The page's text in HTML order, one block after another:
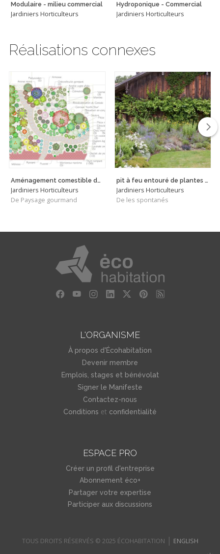
Modulaire - milieu commercial
Jardiniers Horticulteurs
Hydroponique - Commercial
Jardiniers Horticulteurs
Réalisations connexes
Aménagement comestible devanture sans gazon
Jardiniers Horticulteurs
De Paysage gourmand
pit à feu entouré de plantes mellifères, aromatiques et comestibles
Jardiniers Horticulteurs
De les spontanés
L'ORGANISME
À propos d'Écohabitation
Devenir membre
Emplois, stages et bénévolat
Signer le Manifeste
Contactez-nous
Conditions et confidentialité
ESPACE PRO
Créer un profil d'entreprise
Abonnement éco+
Partager votre expertise
Participer aux discussions
TOUS DROITS RÉSERVÉS © 2025 ÉCOHABITATION ENGLISH